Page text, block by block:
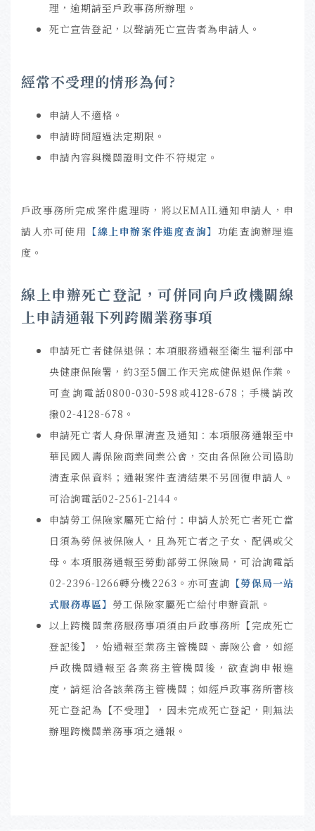
理，逾期請至戶政事務所辦理。
死亡宣告登記，以聲請死亡宣告者為申請人。
經常不受理的情形為何?
申請人不適格。
申請時間超過法定期限。
申請內容與機關證明文件不符規定。
戶政事務所完成案件處理時，將以EMAIL通知申請人，申
請人亦可使用 【線上申辦案件進度查詢】 功能查詢辦理進
度。
線上申辦死亡登記，可併同向戶政機關線
上申請通報下列跨關業務事項
申請死亡者健保退保：本項服務通報至衛生福利部中
央健康保險署，約3至5個工作天完成健保退保作業。
可查詢電話0800-030-598或4128-678；手機請改
撥02-4128-678。
申請死亡者人身保單清查及通知：本項服務通報至中
華民國人壽保險商業同業公會，交由各保險公司協助
清查承保資料；通報案件查清結果不另回復申請人。
可洽詢電話02-2561-2144。
申請勞工保險家屬死亡給付：申請人於死亡者死亡當
日須為勞保被保險人，且為死亡者之子女、配偶或父
母。本項服務通報至勞動部勞工保險局，可洽詢電話
02-2396-1266轉分機2263。亦可查詢 【勞保局一站
式服務專區】 勞工保險家屬死亡給付申辦資訊。
以上跨機關業務服務事項須由戶政事務所【完成死亡
登記後】，始通報至業務主管機關、壽險公會，如經
戶政機關通報至各業務主管機關後，欲查詢申報進
度，請逕洽各該業務主管機關；如經戶政事務所審核
死亡登記為【不受理】，因未完成死亡登記，則無法
辦理跨機關業務事項之通報。